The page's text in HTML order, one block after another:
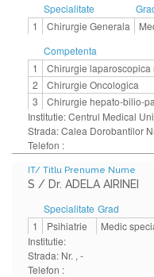
Specialitate
1
Chirurgie Generala
Competenta
1
Chirurgie laparoscopica
2
Chirurgie Oncologica
3
Chirurgie hepato-bilio-
Institutie: Centrul Medical
Strada: Calea Dorobantilor
Telefon :
IT/ Titlu Prenume Nume
S / Dr. ADELA AIRINEI
Specialitate Grad
1
Psihiatrie
Medic
Institutie:
Strada: Nr. , -
Telefon :